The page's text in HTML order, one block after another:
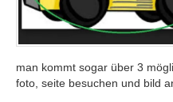
man kommt sogar über 3
foto, seite besuchen und bild